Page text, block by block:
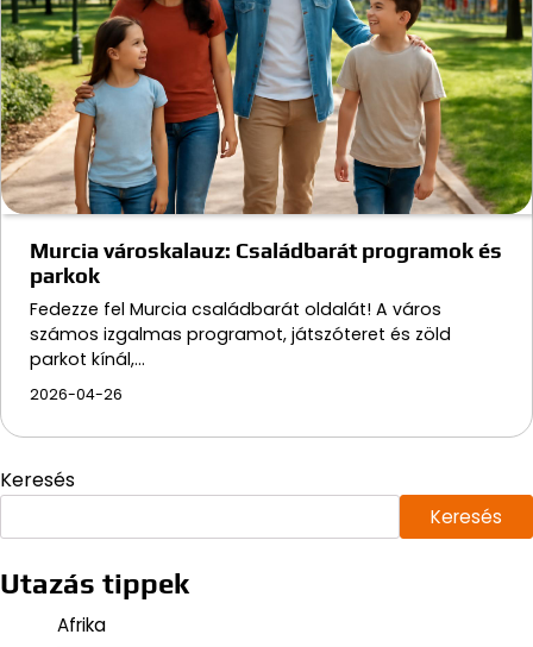
Murcia városkalauz: Családbarát programok és
parkok
Fedezze fel Murcia családbarát oldalát! A város
számos izgalmas programot, játszóteret és zöld
parkot kínál,…
2026-04-26
Keresés
Keresés
Utazás tippek
Afrika